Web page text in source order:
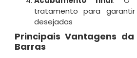
tratamento para
desejadas
Principais Vantagens
Barras